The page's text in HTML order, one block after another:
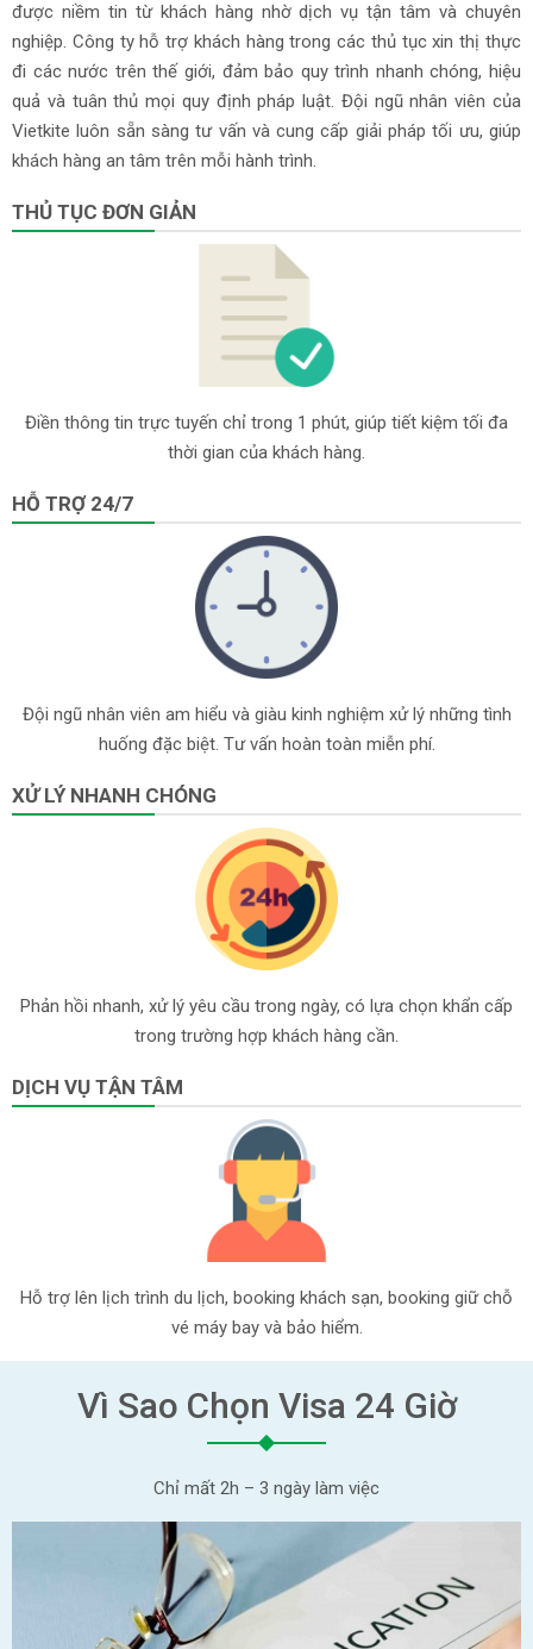
được niềm tin từ khách hàng nhờ dịch vụ tận tâm và chuyên
nghiệp. Công ty hỗ trợ khách hàng trong các thủ tục xin thị thực
đi các nước trên thế giới, đảm bảo quy trình nhanh chóng, hiệu
quả và tuân thủ mọi quy định pháp luật. Đội ngũ nhân viên của
Vietkite luôn sẵn sàng tư vấn và cung cấp giải pháp tối ưu, giúp
khách hàng an tâm trên mỗi hành trình.
THỦ TỤC ĐƠN GIẢN
Điền thông tin trực tuyến chỉ trong 1 phút, giúp tiết kiệm tối đa
thời gian của khách hàng.
HỖ TRỢ 24/7
Đội ngũ nhân viên am hiểu và giàu kinh nghiệm xử lý những tình
huống đặc biệt. Tư vấn hoàn toàn miễn phí.
XỬ LÝ NHANH CHÓNG
Phản hồi nhanh, xử lý yêu cầu trong ngày, có lựa chọn khẩn cấp
trong trường hợp khách hàng cần.
DỊCH VỤ TẬN TÂM
Hỗ trợ lên lịch trình du lịch, booking khách sạn, booking giữ chỗ
vé máy bay và bảo hiểm.
Vì Sao Chọn Visa 24 Giờ
Chỉ mất 2h – 3 ngày làm việc